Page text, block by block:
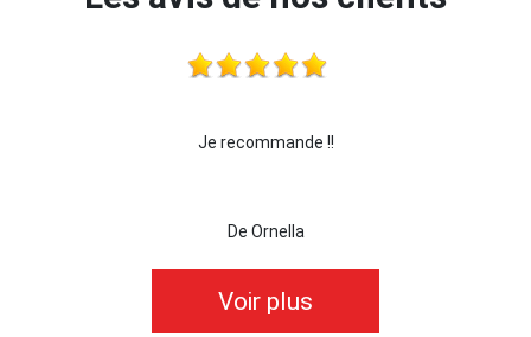
Je recommande !!
De Ornella
Voir plus